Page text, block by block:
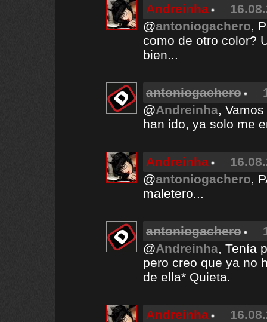
Andreinha
@antoniogachero,
como de otro color?
bien...
antoniogachero
@Andreinha,
han ido, ya solo me
Andreinha
@antoniogachero,
maletero...
antoniogachero
@Andreinha, Tenía
pero creo que ya no
de ella* Quieta.
Andreinha